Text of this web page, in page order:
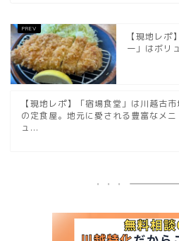
【現地レポ
一」はボリ
【現地レポ】「宿場食堂」は川越古市
の定食屋。地元に愛される豊富なメニ
ュ...